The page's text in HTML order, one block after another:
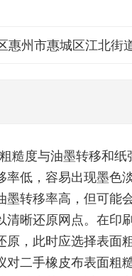
惠州市惠城区江北街
糙度与油墨转移和纸
率低，容易出现墨色
墨转移率高，但可能
晰还原网点。在印
，此时应选择表面
二手橡皮布表面粗